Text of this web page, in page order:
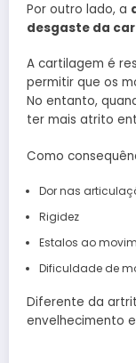
Por outro lado, a
desgaste da
A cartilagem é
permitir que os
No entanto,
ter mais atrito
Como
Dor nas
Rigidez
Estalos ao
Dificuldade de
Diferente da
envelhecimento